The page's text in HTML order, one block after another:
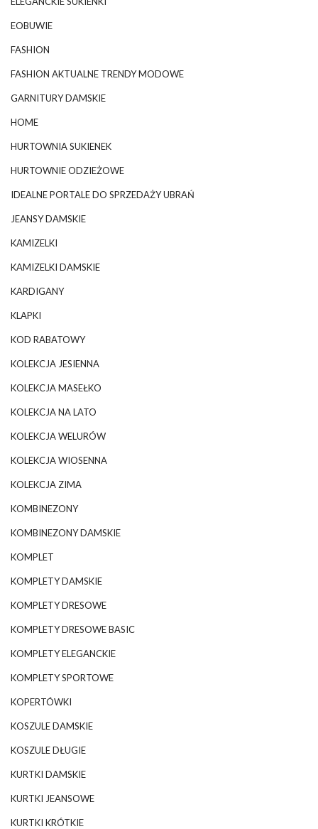
EOBUWIE
FASHION
FASHION AKTUALNE TRENDY MODOWE
GARNITURY DAMSKIE
HOME
HURTOWNIA SUKIENEK
HURTOWNIE ODZIEŻOWE
IDEALNE PORTALE DO SPRZEDAŻY UBRAŃ
JEANSY DAMSKIE
KAMIZELKI
KAMIZELKI DAMSKIE
KARDIGANY
KLAPKI
KOD RABATOWY
KOLEKCJA JESIENNA
KOLEKCJA MASEŁKO
KOLEKCJA NA LATO
KOLEKCJA WELURÓW
KOLEKCJA WIOSENNA
KOLEKCJA ZIMA
KOMBINEZONY
KOMBINEZONY DAMSKIE
KOMPLET
KOMPLETY DAMSKIE
KOMPLETY DRESOWE
KOMPLETY DRESOWE BASIC
KOMPLETY ELEGANCKIE
KOMPLETY SPORTOWE
KOPERTÓWKI
KOSZULE DAMSKIE
KOSZULE DŁUGIE
KURTKI DAMSKIE
KURTKI JEANSOWE
KURTKI KRÓTKIE